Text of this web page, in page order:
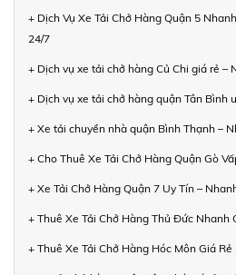
+ Dịch Vụ Xe Tải Chở Hàng Quận 5
24/7
+ Dịch vụ xe tải chở hàng Củ Chi giá rẻ –
+ Dịch vụ xe tải chở hàng quận Tân Bình
+ Xe tải chuyển nhà quận Bình Thạnh –
+ Cho Thuê Xe Tải Chở Hàng Quận Gò
+ Xe Tải Chở Hàng Quận 7 Uy Tín –
+ Thuê Xe Tải Chở Hàng Thủ Đức Nhanh
+ Thuê Xe Tải Chở Hàng Hóc Môn Giá